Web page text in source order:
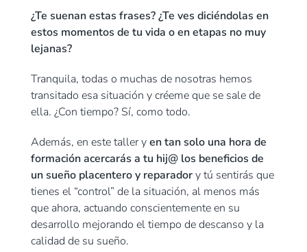
¿Te suenan estas frases? ¿Te ves diciéndolas en
estos momentos de tu vida o en etapas no muy
lejanas?
Tranquila, todas o muchas de nosotras hemos
transitado esa situación y créeme que se sale de
ella. ¿Con tiempo? Sí, como todo.
Además, en este taller yen tan solo una hora de
formación acercarás a tu hij@ los beneficios de
un sueño placentero y reparadory tú sentirás que
tienes el “control” de la situación, al menos más
que ahora, actuando conscientemente en su
desarrollo mejorando el tiempo de descanso y la
calidad de su sueño.